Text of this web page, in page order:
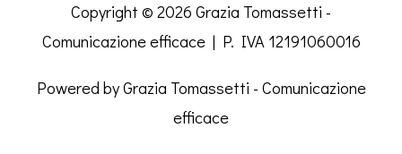
Copyright © 2026 Grazia Tomassetti -
Comunicazione efficace| P. IVA 12191060016
Powered byGrazia Tomassetti - Comunicazione
efficace